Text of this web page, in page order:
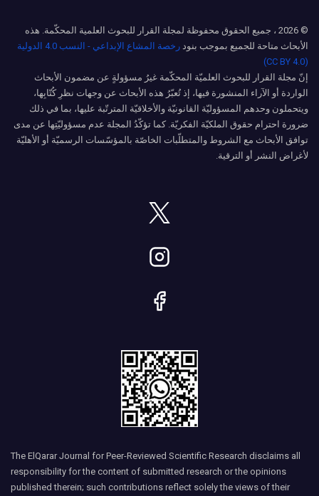
© 2026 ، جميع الحقوق محفوظة لمجلة القرار للبحوث العلمية المحكّمة. هذه
الأبحاث متاحة للجميع بموجب بنود
رخصة المشاع الإبداعي - النسب 4.0 الدولية
(CC BY 4.0)
إنّ مجلة القرار للبحوث العلميّة المحكّمة غيرُ مسؤولةٍ عن مضمون الأبحاث
الواردة أو الآراء المنشورة فيها، إذ تُعبّرُ هذه الأبحاث عن وجهات نظرِ كُتّابِها،
ويتحملون وحدهم المسؤوليّة القانونيّة والأخلاقيّة المترتّبة عليها، بما في ذلك
ضرورة احترام حقوق الملكيّة الفكريّة. كما تؤكّدُ المجلة عدم مسؤوليّتِها عن مدى
توافق الأبحاث مع الشروط والمتطلّبات الخاصّة بالمؤسّسات الرسميّة أو الأهليّة
لأغراض النشر أو الترقية.
The ElQarar Journal for Peer-Reviewed Scientific Research disclaims all
responsibility for the content of submitted research or the opinions
published therein; such contributions reflect solely the views of their